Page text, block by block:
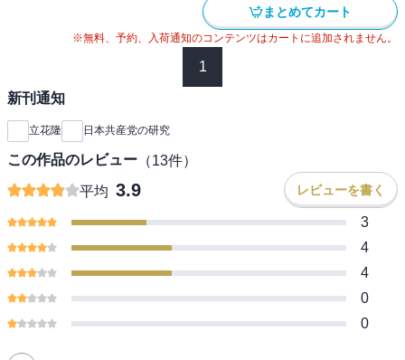
まとめてカート
※無料、予約、入荷通知のコンテンツはカートに追加されません。
1
新刊通知
立花隆 日本共産党の研究
この作品のレビュー （13件）
平均 3.9 レビューを書く
3
4
4
0
0